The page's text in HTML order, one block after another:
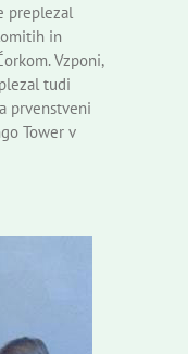
preplezal
in
Vzponi,
tudi
prvenstveni
Tower v